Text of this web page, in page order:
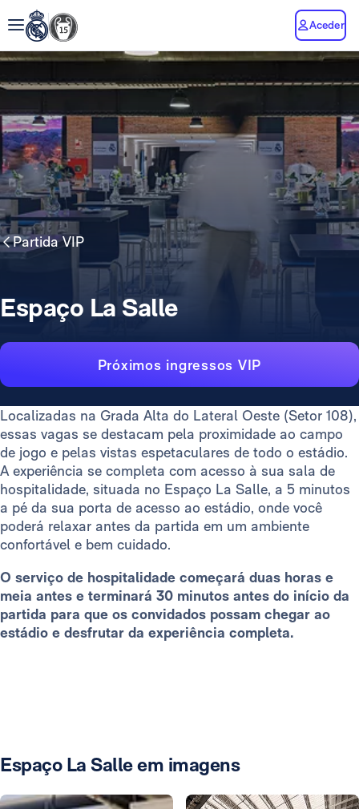
Aceder
Partida VIP
Espaço La Salle
Próximos ingressos VIP
Localizadas na Grada Alta do Lateral Oeste (Setor 108),
essas vagas se destacam pela proximidade ao campo
de jogo e pelas vistas espetaculares de todo o estádio.
A experiência se completa com acesso à sua sala de
hospitalidade, situada no Espaço La Salle, a 5 minutos
a pé da sua porta de acesso ao estádio, onde você
poderá relaxar antes da partida em um ambiente
confortável e bem cuidado.
O serviço de hospitalidade começará duas horas e
meia antes e terminará 30 minutos antes do início da
partida para que os convidados possam chegar ao
estádio e desfrutar da experiência completa.
Espaço La Salle em imagens